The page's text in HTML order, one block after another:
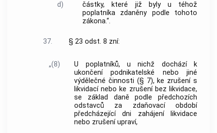
d)
částky, které již byly u téhož
poplatníka zdaněny podle tohoto
zákona.“.
37. § 23 odst. 8 zní:
„(8)
U poplatníků, u nichž dochází k
ukončení podnikatelské nebo jiné
výdělečné činnosti (§ 7), ke zrušení s
likvidací nebo ke zrušení bez likvidace,
se základ daně podle předchozích
odstavců za zdaňovací období
předcházející dni zahájení likvidace
nebo zrušení upraví,